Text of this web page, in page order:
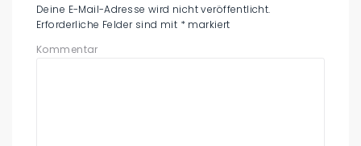
Deine E-Mail-Adresse wird nicht veröffentlicht.
Erforderliche Felder sind mit * markiert
Kommentar